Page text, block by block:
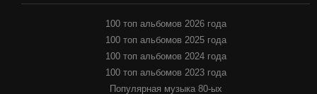
100 топ альбомов 2026 года
100 топ альбомов 2025 года
100 топ альбомов 2024 года
100 топ альбомов 2023 года
Популярная музыка 80-ых